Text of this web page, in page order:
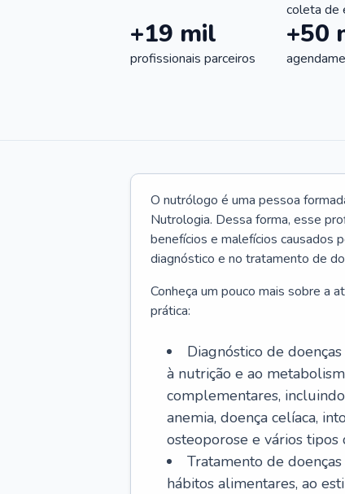
coleta de
+19 mil
profissionais parceiros
+50
O nutrólogo é uma pessoa
Nutrologia. Dessa forma, esse
benefícios e malefícios causados
diagnóstico e no tratamento de
Conheça um pouco mais sobre a
prática:
Diagnóstico de
à nutrição e ao
complementares,
anemia, doença celíaca,
osteoporose e vários tipos
Tratamento de
hábitos alimentares, ao